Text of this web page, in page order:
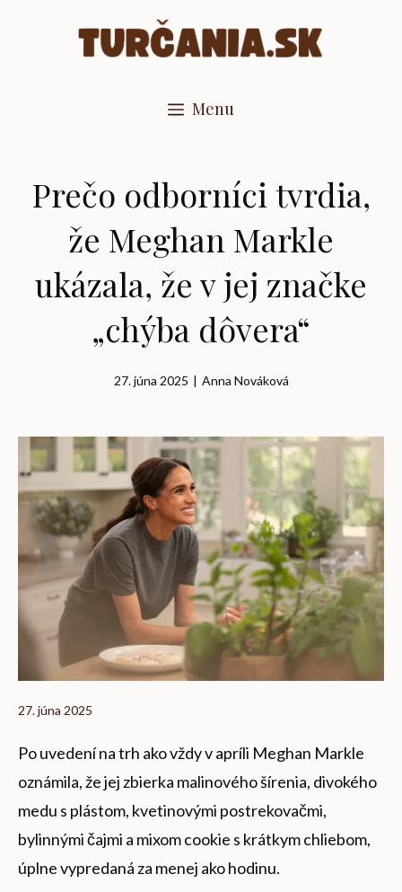
Menu
Prečo odborníci tvrdia,
že Meghan Markle
ukázala, že v jej značke
„chýba dôvera“
27. júna 2025 | Anna Nováková
27. júna 2025
Po uvedení na trh ako vždy v apríli Meghan Markle
oznámila, že jej zbierka malinového šírenia, divokého
medu s plástom, kvetinovými postrekovačmi,
bylinnými čajmi a mixom cookie s krátkym chliebom,
úplne vypredaná za menej ako hodinu.